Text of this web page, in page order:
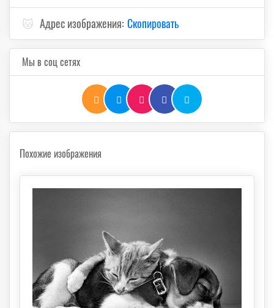
🐱 Адрес изображения: Скопировать
Мы в соц сетях
Похожие изображения